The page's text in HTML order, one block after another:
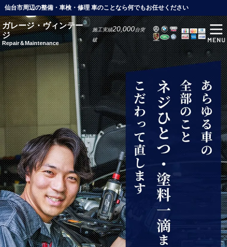
仙台市周辺の整備・車検・修理 車のことなら何でもお任せください
ガレージ・ヴィンテー
ジ
Repair＆Maintenance
施工実績20,000台突
破